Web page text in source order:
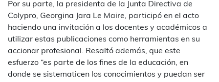
Por su parte, la presidenta de la Junta Directiva de
Colypro, Georgina Jara Le Maire, participó en el acto
haciendo una invitación a los docentes y académicos a
utilizar estas publicaciones como herramientas en su
accionar profesional. Resaltó además, que este
esfuerzo “es parte de los fines de la educación, en
donde se sistematicen los conocimientos y puedan ser